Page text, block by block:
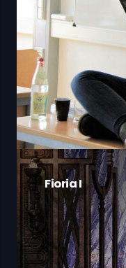
Fioria I